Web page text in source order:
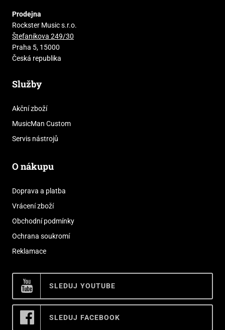
Prodejna
Rockster Music s.r.o.
Štefanikova 249/30
Praha 5, 15000
Česká republika
Služby
Akční zboží
MusicMan Custom
Servis nástrojů
O nákupu
Doprava a platba
Vrácení zboží
Obchodní podmínky
Ochrana soukromí
Reklamace
SLEDUJ YOUTUBE
SLEDUJ FACEBOOK